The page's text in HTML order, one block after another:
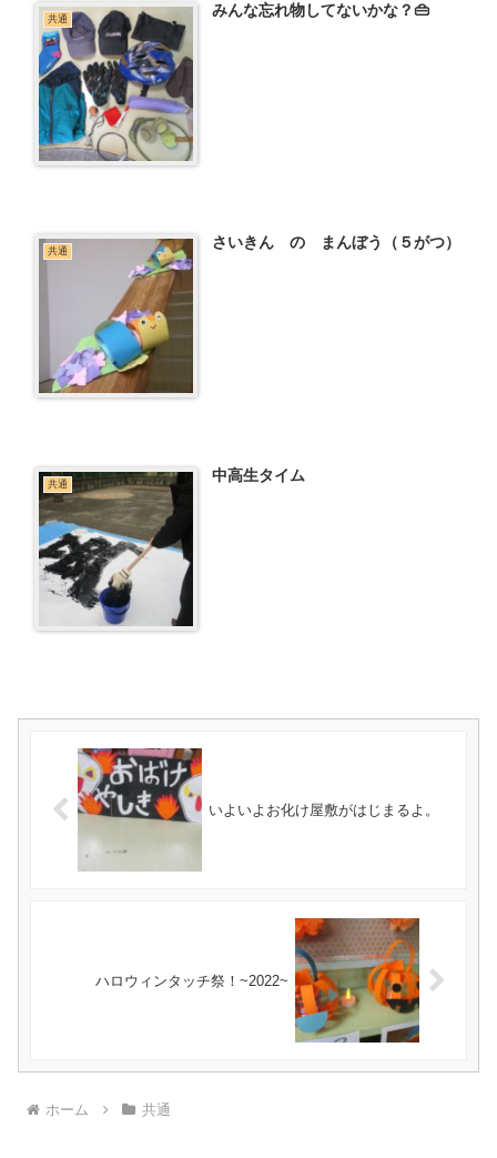
共通 みんな忘れ物してないかな？👜
共通 さいきん の まんぼう（５がつ）
共通 中高生タイム
いよいよお化け屋敷がはじまるよ。
ハロウィンタッチ祭！~2022~
ホーム 共通